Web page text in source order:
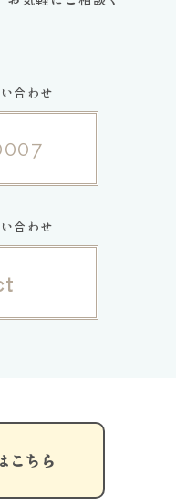
合わせ
合わせ
こちら